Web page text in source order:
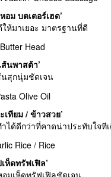
อม บตเตอร์เฮด’
ห้มาเยอะ มาตรฐานที่ดี
ส้นพาสต้า’
นสุกนุ่มชัดเจน
เทียม / ข้าวสวย’
ได้ดีกว่าที่คาดน่าประทับใจที
เห็ดทรัฟเฟิล’
มเห็ดทรัฟเฟิลชัดเจน